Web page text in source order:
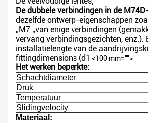
De dubbele verbindingen in de M74D-
dezelfde ontwerp-eigenschappen
„M7 „van enige verbindingen
vervang verbindingsgezichten, enz.).
installatielengte van de
fittingdimensions (d1 <100 mm="">
Het werken beperkte:
Schachtdiameter
Druk
Temperatuur
Slidingvelocity
Materiaal: